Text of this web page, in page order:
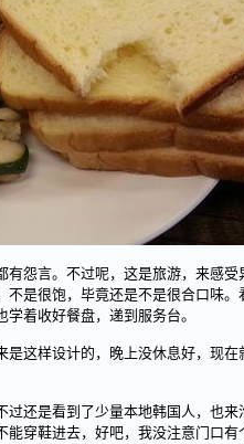
怨言。不过呢，这是旅游，来感受
是很饱，毕竟还是不是很合口味
着收好餐盘，递到服务台。
这样设计的，晚上没休息好，现在
还是看到了少量本地韩国人，也来
穿鞋进去，好吧，我没注意门口